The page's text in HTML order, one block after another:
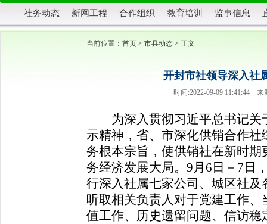
社务动态 新网工程 合作组织 教育培训 监事信息
当前位置： 首页 > 市县动态 > 正文
开封市社领导深入社
时间:2022-09-09 11:41:44
为深入贯彻习近平总书记关
示精神，省、市深化供销合作
务根本宗旨，使供销社在新时期
务经济发展大局。9月6日－7日
行深入社属七家公司、城区社
听取相关负责人对于党建工作
值工作、历史遗留问题、信访